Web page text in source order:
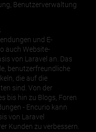
Benutzerverwaltung
und E-
auch Website-
von Laravel an. Das
benutzerfreundliche
die auf die
sind. Von der
bis hin zu Blogs, Foren
- Encurio kann
von Laravel
Kunden zu verbessern.